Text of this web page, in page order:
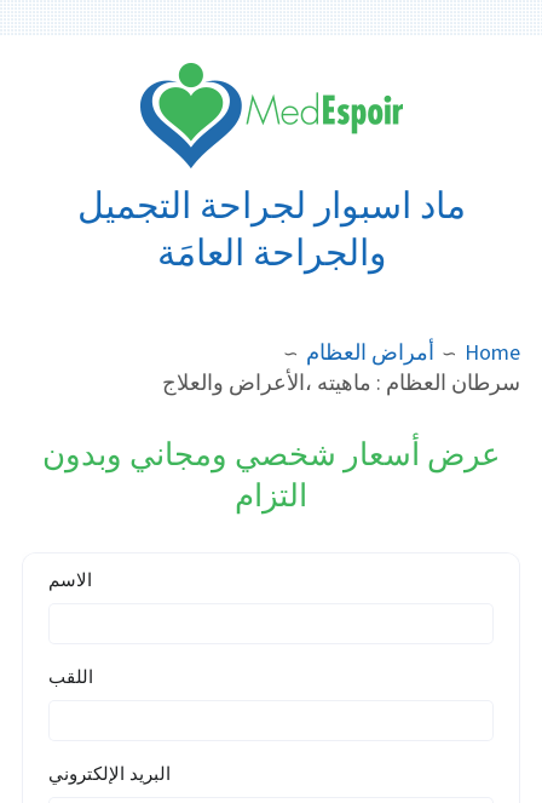
ماد اسبوار لجراحة التجميل
والجراحة العامَة
Home
أمراض العظام
سرطان العظام : ماهيته ،الأعراض والعلاج
عرض أسعار شخصي ومجاني وبدون
التزام